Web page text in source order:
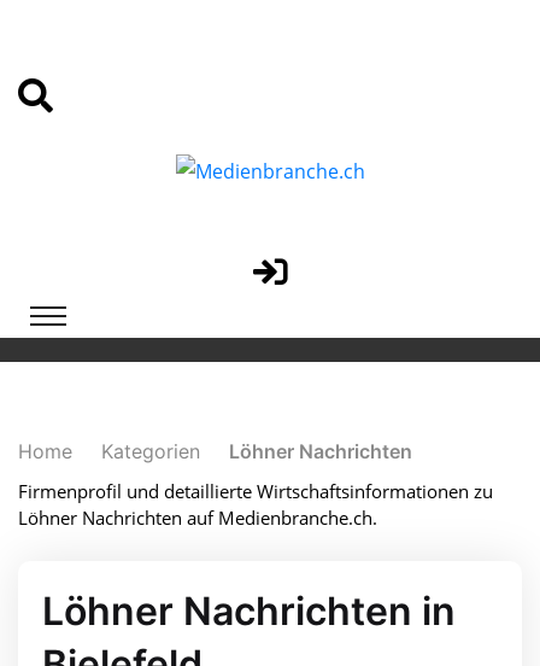
Home Kategorien
Löhner Nachrichten
Firmenprofil und detaillierte Wirtschaftsinformationen zu
Löhner Nachrichten auf Medienbranche.ch.
Löhner Nachrichten in